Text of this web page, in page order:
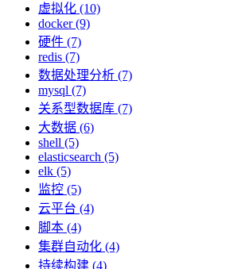
虚拟化 (10)
docker (9)
硬件 (7)
redis (7)
数据处理分析 (7)
mysql (7)
关系型数据库 (7)
大数据 (6)
shell (5)
elasticsearch (5)
elk (5)
监控 (5)
云平台 (4)
脚本 (4)
集群自动化 (4)
持续构建 (4)